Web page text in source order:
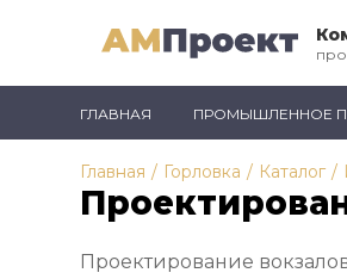
ГЛАВНАЯ ПРОМЫШЛЕННОЕ
Главная / Горловка / Каталог /
Проектирование